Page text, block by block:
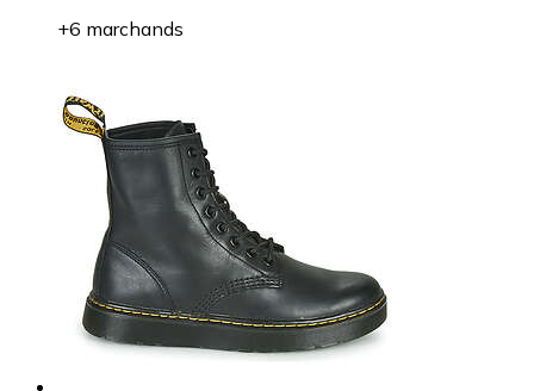
+6 marchands